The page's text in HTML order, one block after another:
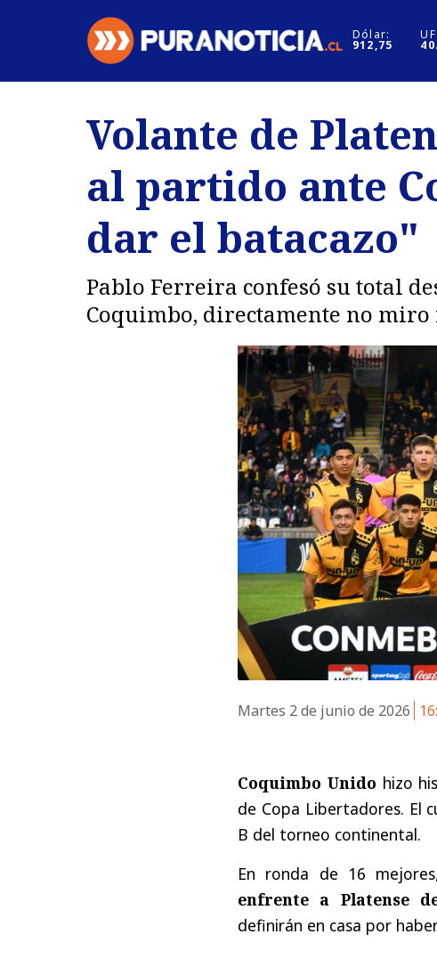
Dólar:
912,75
UF:
Regiones
Deportes
Internacional
Motores
Volante de
al partido ante
dar el batacazo"
Pablo Ferreira confesó su total
Coquimbo, directamente no
Martes 2 de junio de 2026
Coquimbo Unido hizo
de Copa Libertadores. El
B del torneo continental.
En ronda de 16
enfrente a Platense
definirán en casa por